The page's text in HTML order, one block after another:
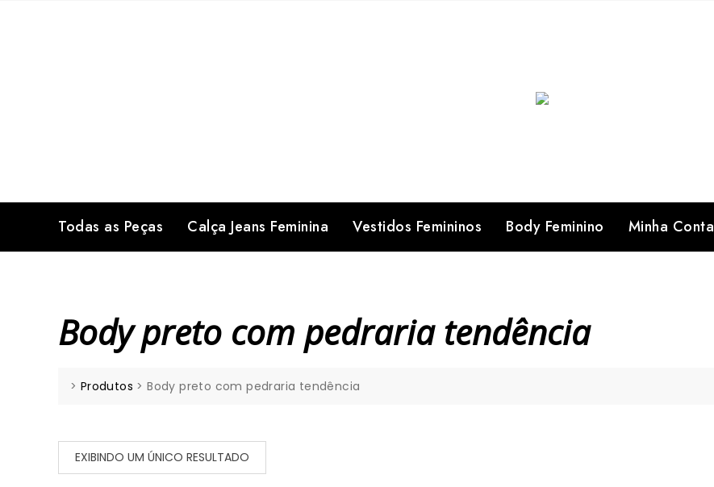
Todas as Peças Calça Jeans Feminina Vestidos Femininos Body Feminino Minha Conta
Body preto com pedraria tendência
> Produtos >Body preto com pedraria tendência
EXIBINDO UM ÚNICO RESULTADO